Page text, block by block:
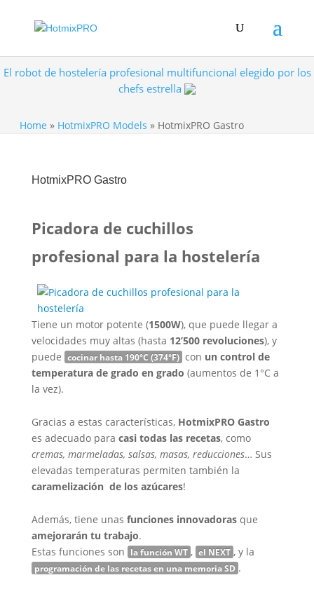
El robot de hostelería profesional multifuncional elegido por los
chefs estrella
Home » HotmixPRO Models » HotmixPRO Gastro
HotmixPRO Gastro
Picadora de cuchillos
profesional para la hostelería
Tiene un motor potente (1500W), que puede llegar a
velocidades muy altas (hasta 12’500 revoluciones), y
puede cocinar hasta 190°C (374°F) con un control de
temperatura de grado en grado (aumentos de 1°C a
la vez).
Gracias a estas características, HotmixPRO Gastro
es adecuado para casi todas las recetas, como
cremas, marmeladas, salsas, masas, reducciones… Sus
elevadas temperaturas permiten también la
caramelización de los azúcares!
Además, tiene unas funciones innovadorasque
amejorarán tu trabajo.
Estas funciones son
la función WT , el NEXT , y la
programación de las recetas en una memoria SD .